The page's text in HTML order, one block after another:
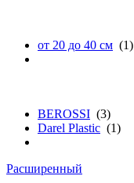
от 20 до 40 см (1)
BEROSSI (3)
Darel Plastic (1)
Расширенный